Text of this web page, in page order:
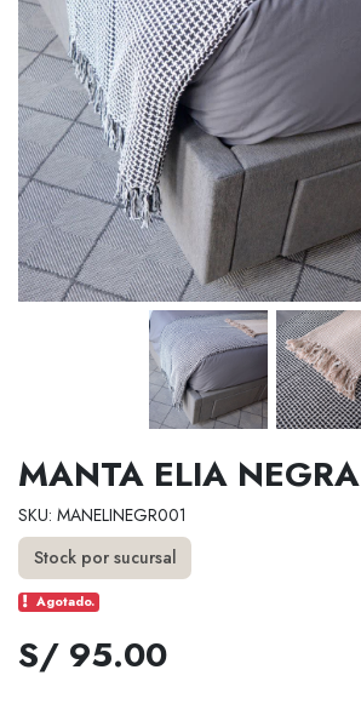
MANTA ELIA NEGRA
SKU: MANELINEGR001
Stock por sucursal
Agotado.
S/ 95.00